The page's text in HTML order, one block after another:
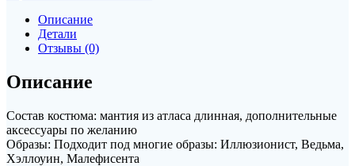
Описание
Детали
Отзывы (0)
Описание
Состав костюма: мантия из атласа длинная, дополнительные
аксессуары по желанию
Образы: Подходит под многие образы: Иллюзионист, Ведьма,
Хэллоуин, Малефисента